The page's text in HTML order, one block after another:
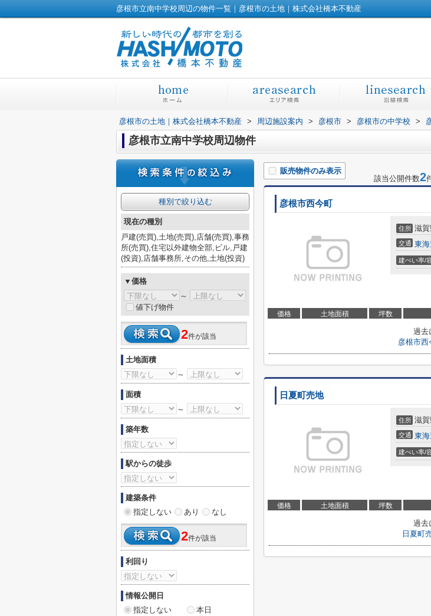
彦根市立南中学校周辺の物件一覧｜彦根市の土地｜株式会社橋本不動産
彦根市の土地｜株式会社橋本不動産 > 周辺施設案内 > 彦根市 > 彦根市の中学校 >
彦根市立南中学校周辺物件
販売物件のみ表示
該当公開件数2
彦根市西今町
住所 滋
交通 東
建ぺい率/
価格 土地面積 坪数
過去
彦根市西
日夏町売地
住所 滋
交通 東
建ぺい率/
価格 土地面積 坪数
過去
日夏町
種別で絞り込む
現在の種別
戸建(売買),土地(売買),店舗(売買),事務
所(売買),住宅以外建物全部,ビル,戸建
(投資),店舗事務所,その他,土地(投資)
▼価格
～
値下げ物件
2件が該当
土地面積
～
面積
～
築年数
駅からの徒歩
建築条件
指定しない
あり なし
2件が該当
利回り
情報公開日
指定しない
本日